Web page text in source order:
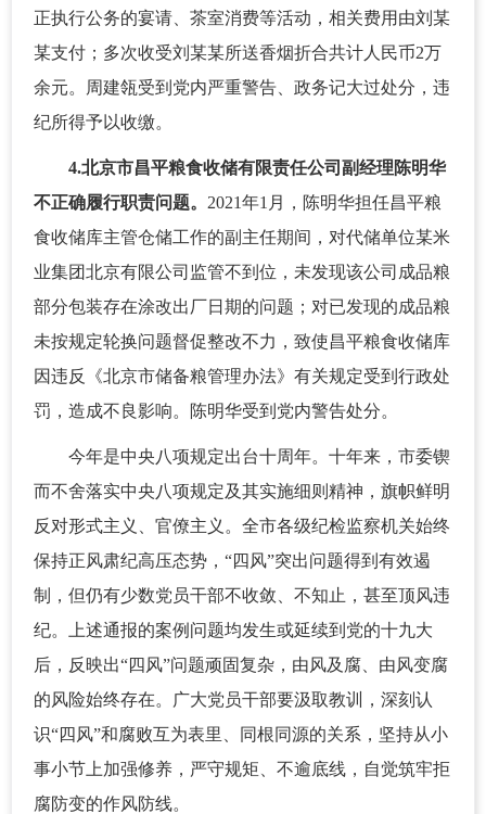
正执行公务的宴请、茶室消费等活动，相关费用由刘某
某支付；多次收受刘某某所送香烟折合共计人民币2万
余元。周建瓴受到党内严重警告、政务记大过处分，违
纪所得予以收缴。
4.北京市昌平粮食收储有限责任公司副经理陈明华
不正确履行职责问题。 2021年1月，陈明华担任昌平粮
食收储库主管仓储工作的副主任期间，对代储单位某米
业集团北京有限公司监管不到位，未发现该公司成品粮
部分包装存在涂改出厂日期的问题；对已发现的成品粮
未按规定轮换问题督促整改不力，致使昌平粮食收储库
因违反《北京市储备粮管理办法》有关规定受到行政处
罚，造成不良影响。陈明华受到党内警告处分。
今年是中央八项规定出台十周年。十年来，市委锲
而不舍落实中央八项规定及其实施细则精神，旗帜鲜明
反对形式主义、官僚主义。全市各级纪检监察机关始终
保持正风肃纪高压态势，“四风”突出问题得到有效遏
制，但仍有少数党员干部不收敛、不知止，甚至顶风违
纪。上述通报的案例问题均发生或延续到党的十九大
后，反映出“四风”问题顽固复杂，由风及腐、由风变腐
的风险始终存在。广大党员干部要汲取教训，深刻认
识“四风”和腐败互为表里、同根同源的关系，坚持从小
事小节上加强修养，严守规矩、不逾底线，自觉筑牢拒
腐防变的作风防线。